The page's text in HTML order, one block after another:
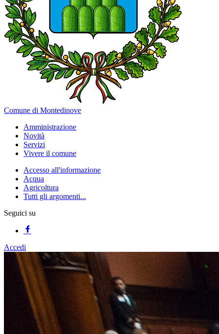
Comune di Montedinove
Amministrazione
Novità
Servizi
Vivere il comune
Accesso all'informazione
Acqua
Agricoltura
Tutti gli argomenti...
Seguici su
Accedi